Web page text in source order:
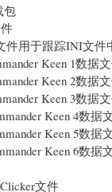
包
件用于跟踪INI文件
Keen 1数据
Keen 2数据
Keen 3数据
Keen 4数据
Keen 5数据
Keen 6数据
文件